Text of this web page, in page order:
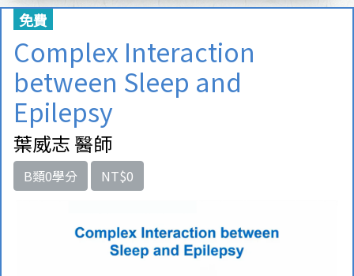
免費
Complex Interaction
between Sleep and
Epilepsy
葉威志 醫師
B類0學分 NT$0